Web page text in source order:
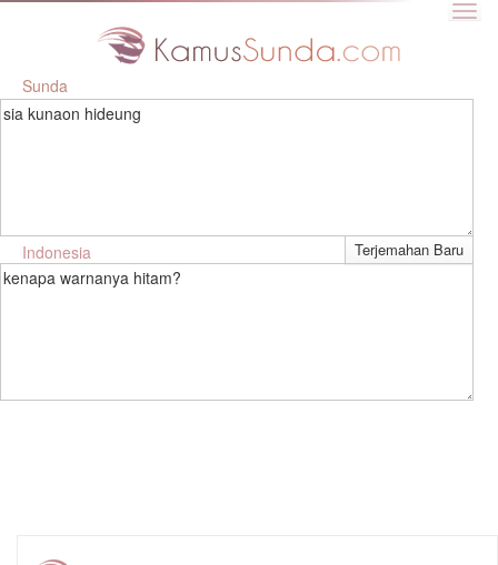
Sunda
sia kunaon hideung
Indonesia
kenapa warnanya hitam?